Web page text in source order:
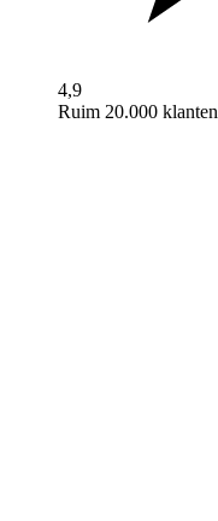
4,9
Ruim 20.000 klanten